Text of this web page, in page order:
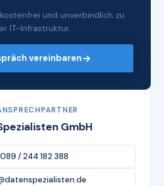
und unverbindlich zu
IT-Infrastruktur.
vereinbaren
GmbH
089 / 244 182 388